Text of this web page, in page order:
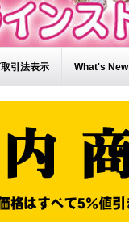
引法表示 What's New